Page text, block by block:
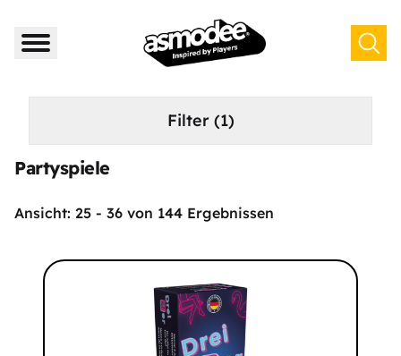
Filter (1)
Partyspiele
Ansicht: 25 - 36 von 144 Ergebnissen